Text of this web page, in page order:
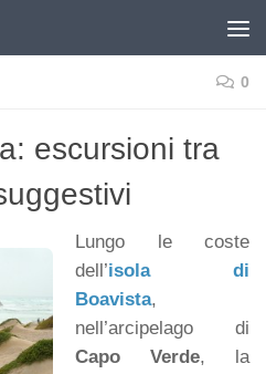
0
escursioni tra
Lungo le coste
dell’isola di
Boavista,
nell’arcipelago di
Capo Verde, la